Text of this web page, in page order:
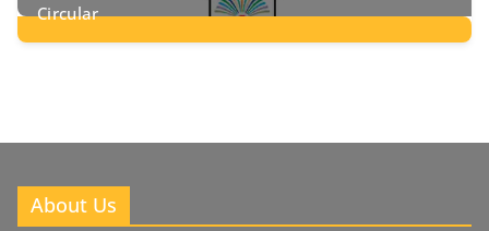
Circular
About Us